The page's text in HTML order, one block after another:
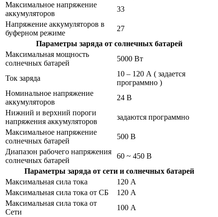
Максимальное напряжение
аккумуляторов
33
Напряжение аккумуляторов в
буферном режиме
27
Параметры заряда от солнечных батарей
Максимальная мощность
солнечных батарей
5000 Вт
Ток заряда
10 – 120 А ( задается
программно )
Номинальное напряжение
аккумуляторов
24 В
Нижний и верхний пороги
напряжения аккумуляторов
задаются программно
Максимальное напряжение
солнечных батарей
500 В
Диапазон рабочего напряжения
солнечных батарей
60 ~ 450 В
Параметры заряда от сети и солнечных батарей
Максимальная сила тока
120 А
Максимальная сила тока от СБ
120 А
Максимальная сила тока от
Сети
100 А